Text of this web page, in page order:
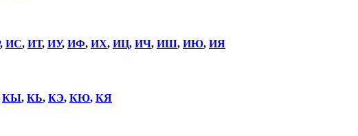
, ИС, ИТ, ИУ, ИФ, ИХ, ИЦ, ИЧ, ИШ, ИЮ, ИЯ
КЫ, КЬ, КЭ, КЮ, КЯ